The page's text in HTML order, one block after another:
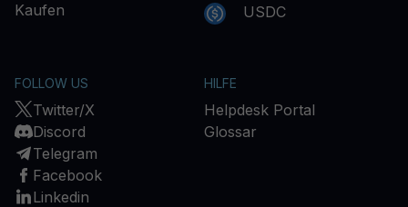
Kaufen
USDC
FOLLOW US
Twitter/X
Discord
Telegram
Facebook
Linkedin
HILFE
Helpdesk Portal
Glossar